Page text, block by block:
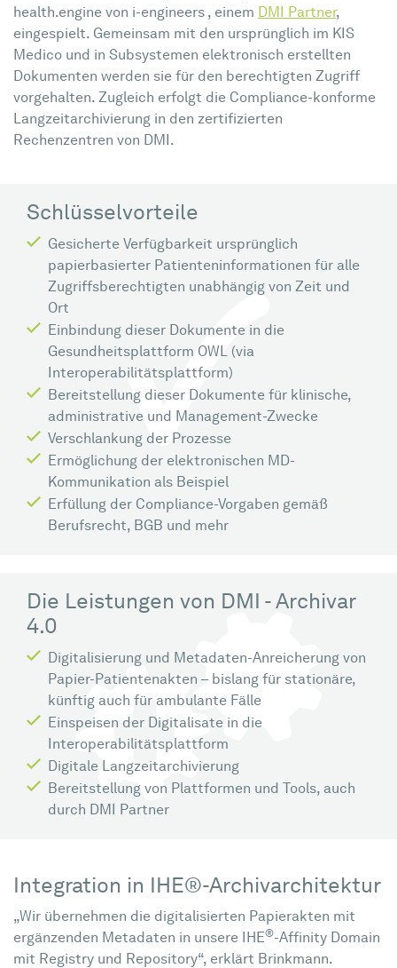
health.engine von i-engineers , einem DMI Partner,
eingespielt. Gemeinsam mit den ursprünglich im KIS
Medico und in Subsystemen elektronisch erstellten
Dokumenten werden sie für den berechtigten Zugriff
vorgehalten. Zugleich erfolgt die Compliance-konforme
Langzeitarchivierung in den zertifizierten
Rechenzentren von DMI.
Schlüsselvorteile
Gesicherte Verfügbarkeit ursprünglich
papierbasierter Patienteninformationen für alle
Zugriffsberechtigten unabhängig von Zeit und
Ort
Einbindung dieser Dokumente in die
Gesundheitsplattform OWL (via
Interoperabilitätsplattform)
Bereitstellung dieser Dokumente für klinische,
administrative und Management-Zwecke
Verschlankung der Prozesse
Ermöglichung der elektronischen MD-
Kommunikation als Beispiel
Erfüllung der Compliance-Vorgaben gemäß
Berufsrecht, BGB und mehr
Die Leistungen von DMI - Archivar
4.0
Digitalisierung und Metadaten-Anreicherung von
Papier-Patientenakten – bislang für stationäre,
künftig auch für ambulante Fälle
Einspeisen der Digitalisate in die
Interoperabilitätsplattform
Digitale Langzeitarchivierung
Bereitstellung von Plattformen und Tools, auch
durch DMI Partner
Integration in IHE®-Archivarchitektur
„Wir übernehmen die digitalisierten Papierakten mit
ergänzenden Metadaten in unsere IHE®-Affinity Domain
mit Registry und Repository“, erklärt Brinkmann.